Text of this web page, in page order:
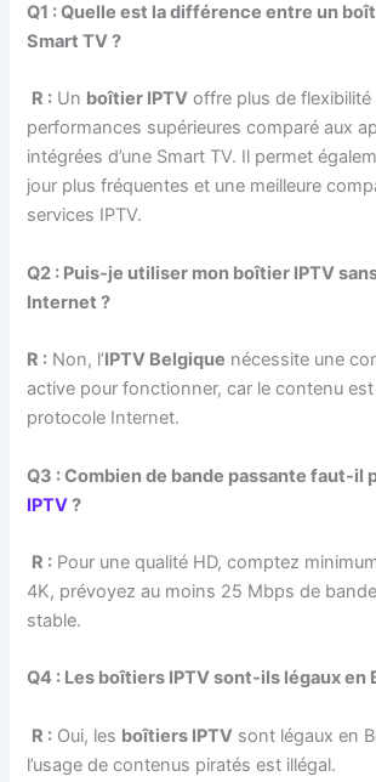
Q1 : Quelle est la différence entre un
Smart TV ?
R : Un boîtier IPTV offre plus de flexibilité
performances supérieures comparé aux
intégrées d’une Smart TV. Il permet
jour plus fréquentes et une meilleure
services IPTV.
Q2 : Puis-je utiliser mon boîtier IPTV
Internet ?
R : Non, l’IPTV Belgique nécessite une
active pour fonctionner, car le contenu
protocole Internet.
Q3 : Combien de bande passante faut-il
IPTV?
R : Pour une qualité HD, comptez
4K, prévoyez au moins 25 Mbps de
stable.
Q4 : Les boîtiers IPTV sont-ils légaux en
R : Oui, les boîtiers IPTV sont légaux en
l’usage de contenus piratés est illégal.